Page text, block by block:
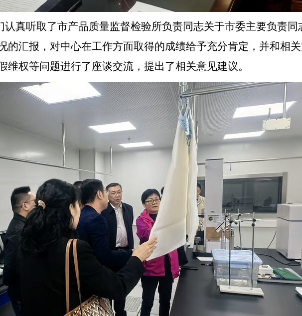
听取了市产品质量监督检验所负责同志关于市委主要负责同
的汇报，对中心在工作方面取得的成绩给予充分肯定，并和相
维权等问题进行了座谈交流，提出了相关意见建议。